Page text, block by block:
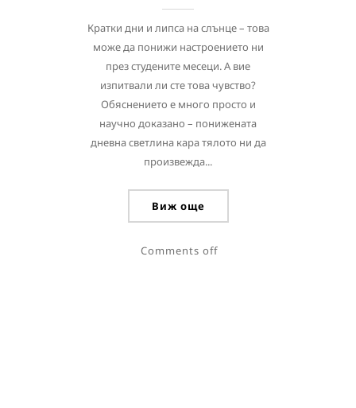
Кратки дни и липса на слънце – това
може да понижи настроението ни
през студените месеци. А вие
изпитвали ли сте това чувство?
Обяснението е много просто и
научно доказано – понижената
дневна светлина кара тялото ни да
произвежда...
Виж още
Comments off